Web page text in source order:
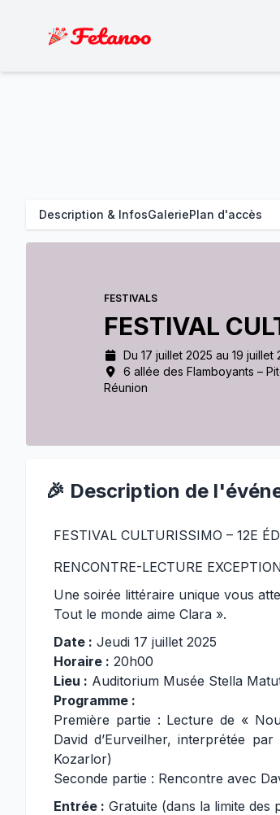
Description & InfosGaleriePlan d'accès
FESTIVALS
FESTIVAL
Du 17 juillet 2025 au 19 juillet
6 allée des Flamboyants –
Réunion
🎉 Description de
FESTIVAL CULTURISSIMO – 12E
RENCONTRE-LECTURE
Une soirée littéraire unique vous
Tout le monde aime Clara ».
Date : Jeudi 17 juillet 2025
Horaire : 20h00
Lieu : Auditorium Musée Stella
Programme :
Première partie : Lecture de «
David d’Eurveilher, interprétée
Kozarlor)
Seconde partie : Rencontre avec
Entrée : Gratuite (dans la limite des